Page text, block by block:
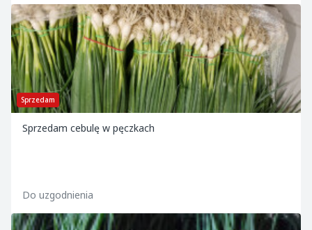
Sprzedam
Sprzedam cebulę w pęczkach
Do uzgodnienia